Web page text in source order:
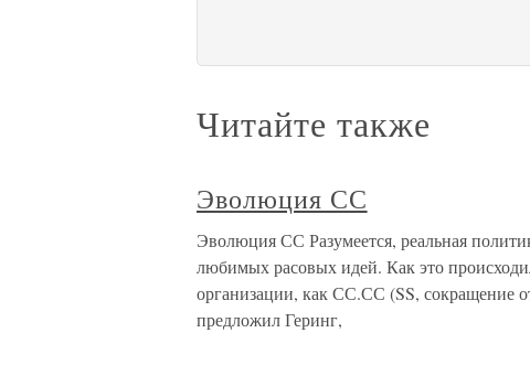
Читайте также
Эволюция СС
Эволюция СС Разумеется, реальная
любимых расовых идей. Как это
организации, как СС.СС (SS, сокращение
предложил Геринг,